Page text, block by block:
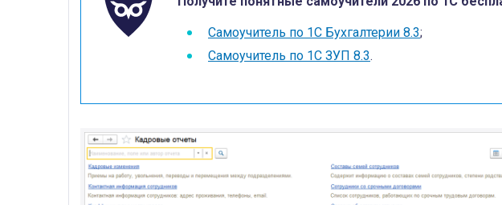
Самоучитель по 1С Бухгалтерии 8.3;
Самоучитель по 1С ЗУП 8.3.